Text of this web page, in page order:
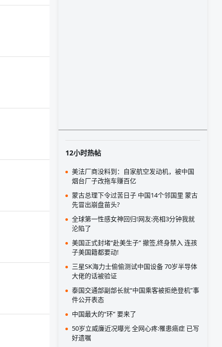
12小时热帖
美法厂商没料到：自家航空发动机，被中国
烟台厂子改拖车赚百亿
蒙古总理下令过苦日子 中国14个邻国里 蒙古
先冒出崩盘苗头?
全球第一性感女神回归!网友:亮相3分钟我就
沦陷了
美国正式封堵“赴美生子” 撤签,终身禁入 连孩
子美国籍都要动!
三星SK海力士偷偷测试中国设备 70岁半导体
大佬的话被验证
泰国交通部副部长就“中国乘客被拒绝登机”事
件公开表态
中国最大的“环” 要来了
50岁立威廉近况曝光 全网心疼:罹患癌症 已写
好遗嘱